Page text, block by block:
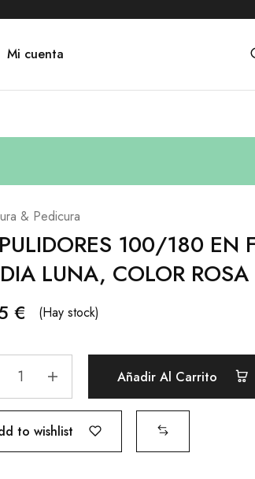
Mi cuenta
& Pedicura
100/180 EN
LUNA, COLOR ROSA
€ (Hay stock)
Añadir Al Carrito
to wishlist